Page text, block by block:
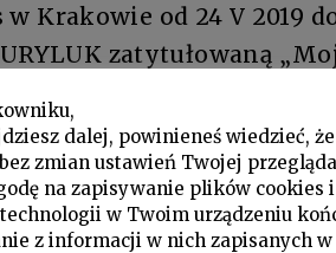
Krakowie od 24 V 2019 do
zatytułowaną
po swojej wystawie
dalej, powinieneś wiedzieć,
zmian ustawień Twojej
na zapisywanie plików cookies
w Twoim urządzeniu
z informacji w nich zapisanych w